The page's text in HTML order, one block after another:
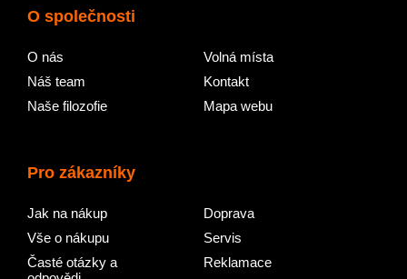
O společnosti
O nás
Náš team
Naše filozofie
Volná místa
Kontakt
Mapa webu
Pro zákazníky
Jak na nákup
Vše o nákupu
Časté otázky a
Doprava
Servis
Reklamace